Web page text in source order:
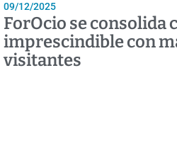
09/12/2025
ForOcio se consolida
imprescindible con
visitantes